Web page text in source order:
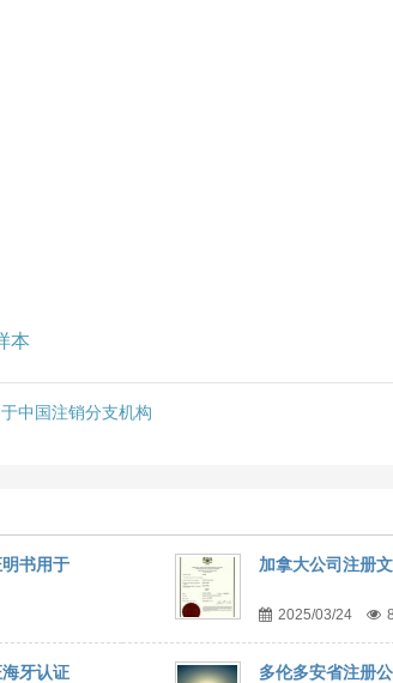
本
中国注销分支机构
书用于
加拿大公司注册
2025/03/24
牙认证
多伦多安省注册